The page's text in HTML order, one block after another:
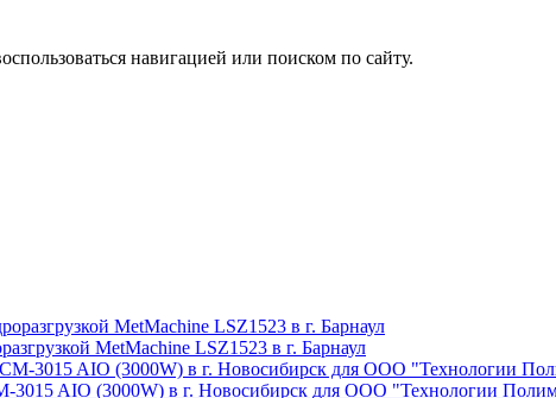
навигацией или поиском по сайту.
MetMachine LSZ1523 в г. Барнаул
3015 AIO (3000W) в г. Новосибирск для ООО "Технологии